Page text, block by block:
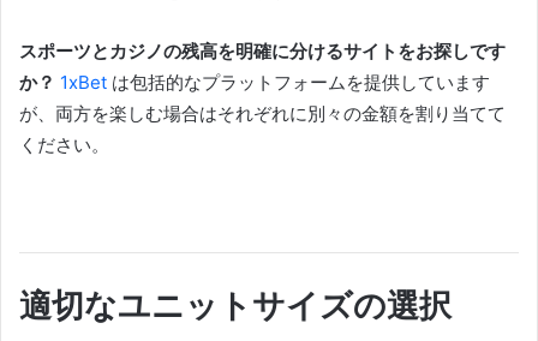
スポーツとカジノの残高を明確に分けるサイトをお探しです
か？ 1xBet は包括的なプラットフォームを提供しています
が、両方を楽しむ場合はそれぞれに別々の金額を割り当てて
ください。
適切なユニットサイズの選択